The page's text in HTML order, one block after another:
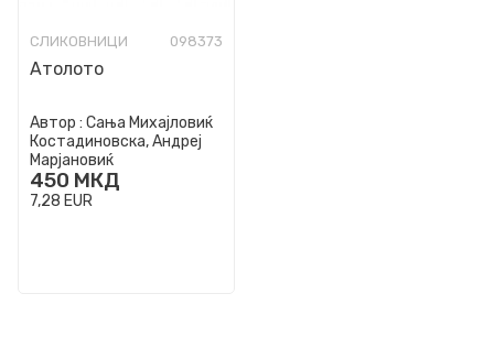
СЛИКОВНИЦИ 098373
Атолото
Автор : Сања Михајловиќ
Костадиновска, Андреј
Марјановиќ
450 МКД
7,28 EUR